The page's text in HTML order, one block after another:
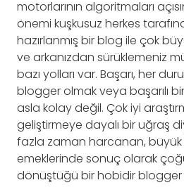
motorlarının algoritmaları
önemi kuşkusuz herkes
hazırlanmış bir blog ile çok
ve arkanızdan sürüklemeniz
bazı yolları var. Başarı, her
blogger olmak veya başarılı
asla kolay değil. Çok iyi
geliştirmeye dayalı bir uğraş
fazla zaman harcanan,
emeklerinde sonuç olarak
dönüştüğü bir hobidir blogger